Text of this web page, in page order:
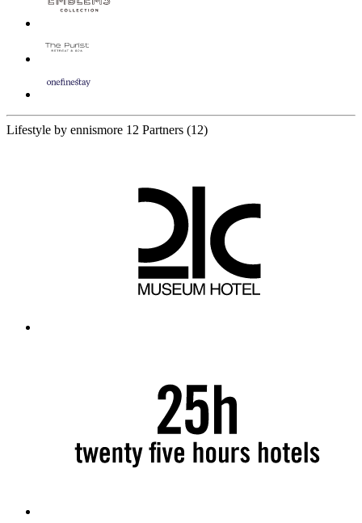
Lifestyle by ennismore 12 Partners (12)